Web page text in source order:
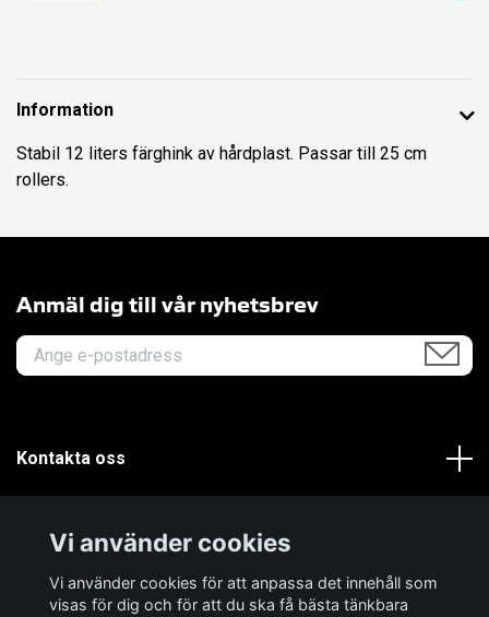
Information
Stabil 12 liters färghink av hårdplast. Passar till 25 cm
rollers.
Anmäl dig till vår nyhetsbrev
Kontakta oss
Kundservice
Vi använder cookies
Vi använder cookies för att anpassa det innehåll som
visas för dig och för att du ska få bästa tänkbara